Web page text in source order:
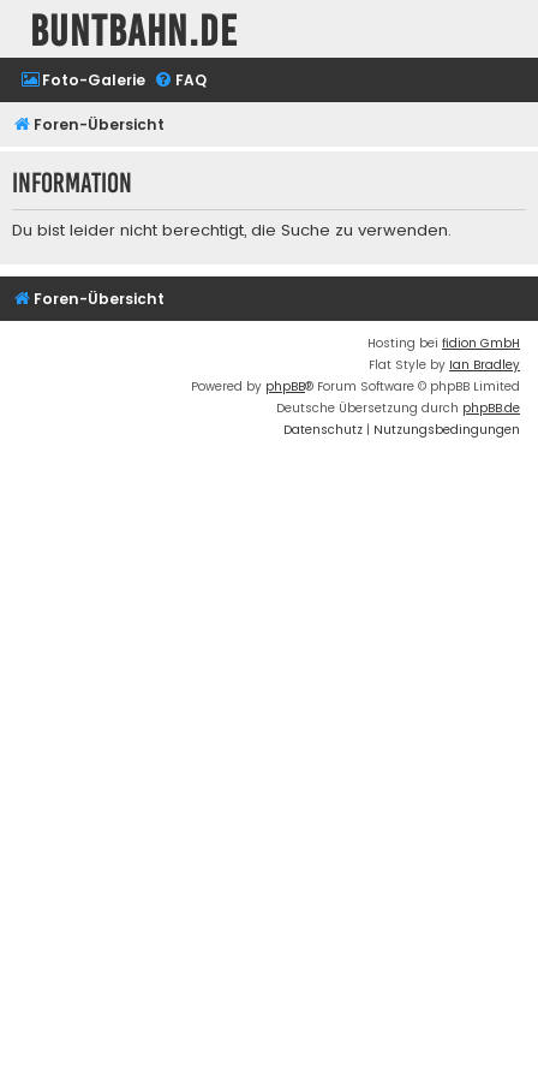
buntbahn.de
Foto-Galerie FAQ
Foren-Übersicht
Information
Du bist leider nicht berechtigt, die Suche zu verwenden.
Foren-Übersicht
Hosting bei fidion GmbH
Flat Style by Ian Bradley
Powered by phpBB® Forum Software © phpBB Limited
Deutsche Übersetzung durch phpBB.de
Datenschutz | Nutzungsbedingungen